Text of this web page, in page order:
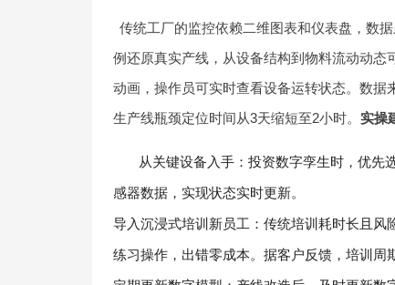
传统工厂的监控依赖二维图表和仪表盘，数
例还原真实产线，从设备结构到物料流动动
动画，操作员可实时查看设备运转状态。数据
生产线瓶颈定位时间从3天缩短至2小时。 实操
从关键设备入手：投资数字孪生时，优先
感器数据，实现状态实时更新。
导入沉浸式培训新员工：传统培训耗时长且风
练习操作，出错零成本。据客户反馈，培训周